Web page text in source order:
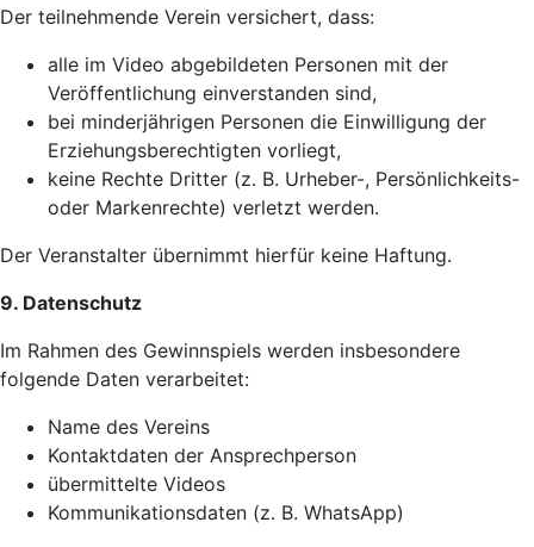
Der teilnehmende Verein versichert, dass:
alle im Video abgebildeten Personen mit der
Veröffentlichung einverstanden sind,
bei minderjährigen Personen die Einwilligung der
Erziehungsberechtigten vorliegt,
keine Rechte Dritter (z. B. Urheber-, Persönlichkeits-
oder Markenrechte) verletzt werden.
Der Veranstalter übernimmt hierfür keine Haftung.
9. Datenschutz
Im Rahmen des Gewinnspiels werden insbesondere
folgende Daten verarbeitet:
Name des Vereins
Kontaktdaten der Ansprechperson
übermittelte Videos
Kommunikationsdaten (z. B. WhatsApp)